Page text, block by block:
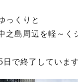
っくりと
之島周辺を軽～く
で終了しています